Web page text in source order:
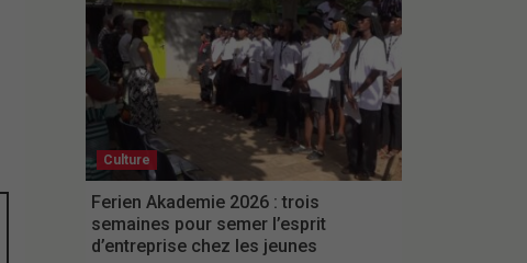
Culture
Ferien Akademie 2026 : trois
semaines pour semer l’esprit
d’entreprise chez les jeunes